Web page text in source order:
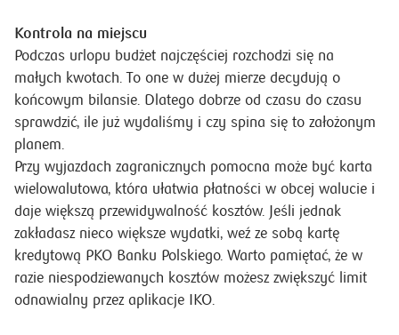
Kontrola na miejscu
Podczas urlopu budżet najczęściej rozchodzi się na
małych kwotach. To one w dużej mierze decydują o
końcowym bilansie. Dlatego dobrze od czasu do czasu
sprawdzić, ile już wydaliśmy i czy spina się to założonym
planem.
Przy wyjazdach zagranicznych pomocna może być karta
wielowalutowa, która ułatwia płatności w obcej walucie i
daje większą przewidywalność kosztów. Jeśli jednak
zakładasz nieco większe wydatki, weź ze sobą kartę
kredytową PKO Banku Polskiego. Warto pamiętać, że w
razie niespodziewanych kosztów możesz zwiększyć limit
odnawialny przez aplikacje IKO.